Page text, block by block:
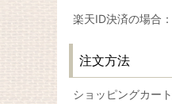
楽天ID決済の場合
注文方法
ショッピングカー